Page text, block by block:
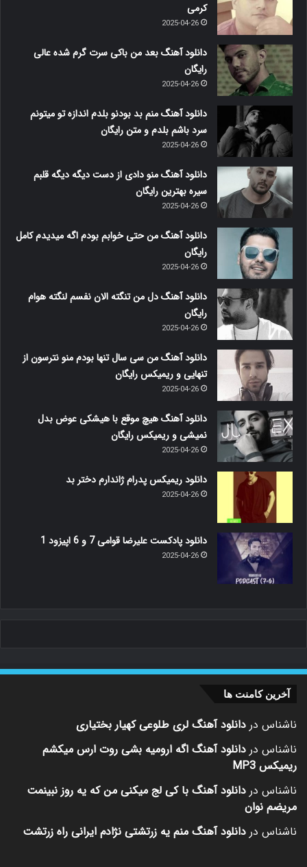
کرمی
2025-04-26
دانلود آهنگ بعد من باکی سرت گرم شده عالی
رایگان
2025-04-26
دانلود آهنگ منم بد بودنو بلدم اندازه تو میتونم
سرد باشم بلدم و متن رایگان
2025-04-26
دانلود آهنگ منو دادی از دست دیگه دیگه قلبم
سیره بهترین رایگان
2025-04-26
دانلود آهنگ من حتی خوابم بودم اگه میدیدم کامل
رایگان
2025-04-26
دانلود آهنگ دل من تنگته الان نفسم لنگته هوام
رایگان
2025-04-26
دانلود آهنگ من سی سال تنها بودم منو نترسون از
تنهایی و ریمیکس رایگان
2025-04-26
دانلود آهنگ هیچ موقع با هیشکی عوض بدل
نمیشی و ریمیکس رایگان
2025-04-26
دانلود ریمیکس پدرام ژاندارم دختر بد
2025-04-26
دانلود پادکست علیرضا قوامی 7 و 6 اپیزود 1
2025-04-26
آخرین کامنت ها
ناشناس در دانلود آهنگ لری طلوعی کهیار بختیاری
ناشناس در دانلود آهنگ اگه ارومیه بشی روت ارس میکشم
ریمیکس MP3
ناشناس در دانلود آهنگ با کی لج میکنی من که یه روز نبینمت
مریضم نوان
ناشناس در دانلود آهنگ منم یه زرتشتی نژادم ایرانی راه زرتشت